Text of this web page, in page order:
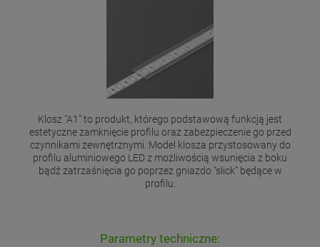
Klosz "A1" to produkt, którego podstawową funkcją jest
estetyczne zamknięcie profilu oraz zabezpieczenie go przed
czynnikami zewnętrznymi. Model klosza przystosowany do
profilu aluminiowego LED z możliwością wsunięcia z boku
bądź zatrzaśnięcia go poprzez gniazdo "slick" będące w
profilu.
Parametry techniczne: